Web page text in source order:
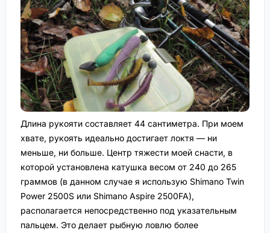
Длина рукояти составляет 44 сантиметра. При моем
хвате, рукоять идеально достигает локтя — ни
меньше, ни больше. Центр тяжести моей снасти, в
которой установлена катушка весом от 240 до 265
граммов (в данном случае я использую Shimano Twin
Power 2500S или Shimano Aspire 2500FA),
располагается непосредственно под указательным
пальцем. Это делает рыбную ловлю более